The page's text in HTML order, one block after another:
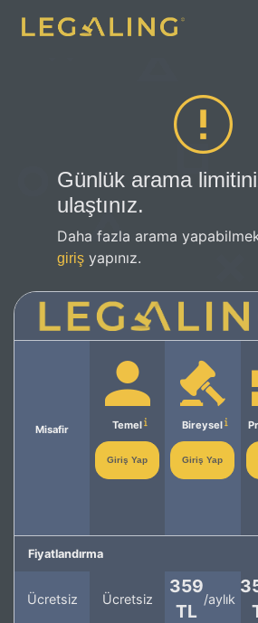
Günlük arama
ulaştınız.
Daha fazla arama
giriş yapınız.
Misafir Temel
Giriş Yap
Bireysel
Giriş Yap
Fiyatlandırma
Ücretsiz Ücretsiz
359
TL
/aylık